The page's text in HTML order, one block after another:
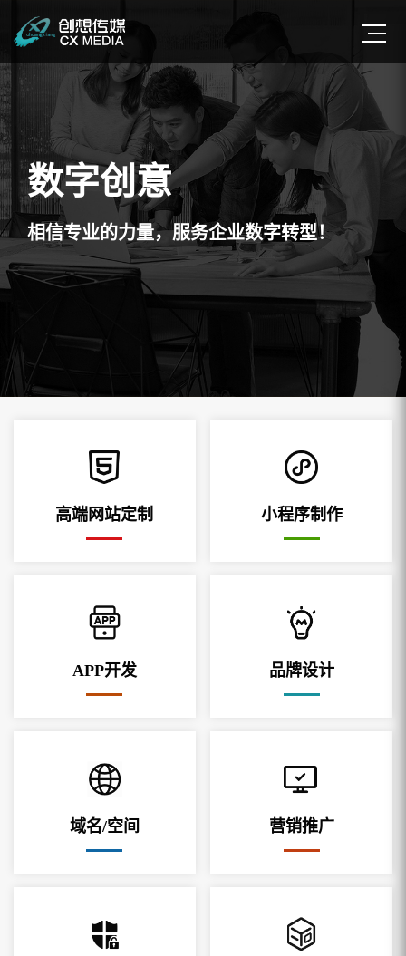
数字创意
相信专业的力量，服务企业数字转型！
高端网站定制 小程序制作
APP开发 品牌设计
域名/空间 营销推广